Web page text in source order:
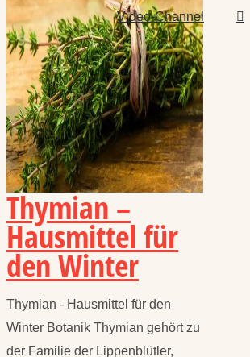
Video-Channel
Thymian –
Hausmittel für
den Winter
Thymian - Hausmittel für den
Winter Botanik Thymian gehört zu
der Familie der Lippenblütler,